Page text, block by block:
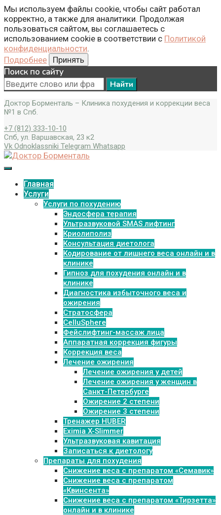
Мы используем файлы cookie, чтобы сайт работал
корректно, а также для аналитики. Продолжая
пользоваться сайтом, вы соглашаетесь с
использованием cookie в соответствии с Политикой
конфиденциальности.
Подробнее
Принять
Поиск по сайту
Search
for:
Доктор Борменталь – Клиника похудения и коррекции веса
№1 в Спб.
+7 (812) 333-10-10
Спб, ул. Варшавская, 23 к2
Vk Odnoklassniki Telegram Whatsapp
Главная
Услуги
Услуги по похудению
Эндосфера терапия
Ультразвуковой SMAS лифтинг
Криолиполиз
Консультация диетолога
Кодирование от лишнего веса онлайн и в
клинике
Гипноз для похудения онлайн и в
клинике
Диагностика избыточного веса и
ожирения
Стратосфера
CelluSphere
Фейслифтинг-массаж лица
Аппаратная коррекция фигуры
Коррекция веса
Лечение ожирения
Лечение ожирения у детей
Лечение ожирения у женщин в
Санкт-Петербурге
Ожирение 2 степени
Ожирение 3 степени
Тренажер HUBER
Eximia X-Slimmer
Ультразвуковая кавитация
Записаться к диетологу
Препараты для похудения
Cнижение веса с препаратом «Семавик»
Снижение веса с препаратом
«Квинсента»
Снижение веса с препаратом «Тирзетта»
онлайн и в клинике